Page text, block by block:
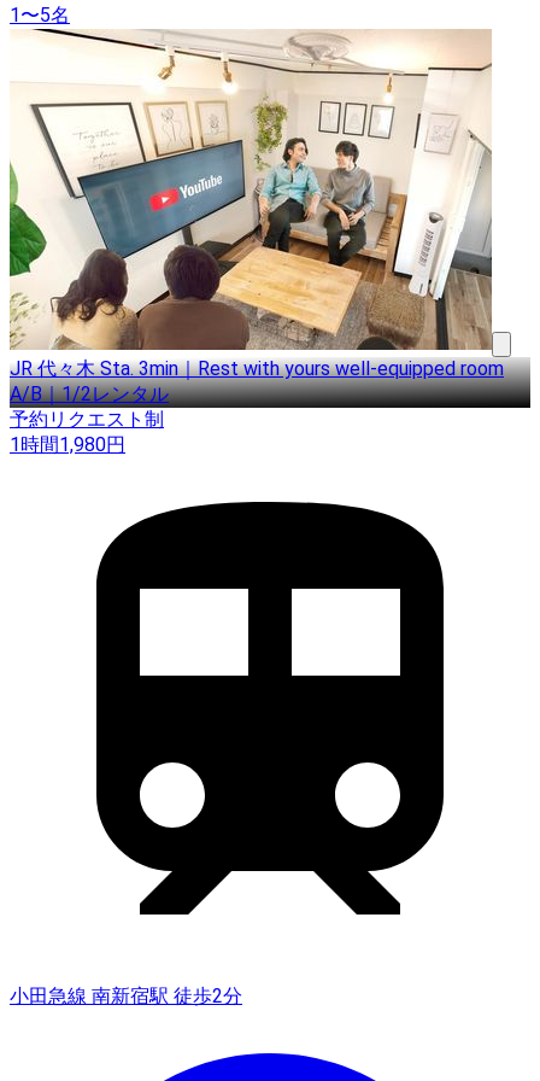
1〜5名
JR 代々木 Sta. 3min｜Rest with yours well-equipped room
A/B｜1/2レンタル
予約リクエスト制
1時間1,980円
小田急線 南新宿駅 徒歩2分